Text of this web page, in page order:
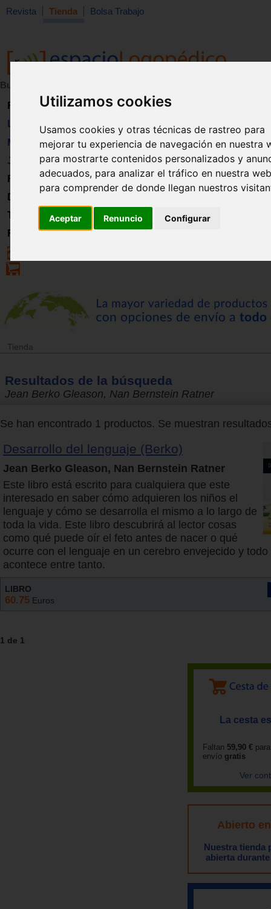
Utilizamos cookies
Usamos cookies y otras técnicas de rastreo para
mejorar tu experiencia de navegación en nuestra
para mostrarte contenidos personalizados y
adecuados, para analizar el tráfico en nuestra
para comprender de donde llegan nuestros
Aceptar Renuncio Configurar
Revista Tienda Bolsa Trabajo
Buscar:
Revista
Libros
Material
Juguetes
Formación
Directorio
Trabajo
Registro
Tienda
Resultados de la búsqueda
Jean Berko Gleason, Nan Bernstein Ratner
Se han encontrado 1 productos. Se muestran
Desarrollo del lenguaje (Berko)
Jean Berko Gleason, Nan Bernstein Ratner
Este libro está escrito para cualquiera que este
interesado en saber cómo adquieren los niños el
lenguaje y cómo se desarrolla el mismo a lo largo de
toda la vida. Este libro descubrirá al lector cosas
como qué puede oír el feto antes de nacer o qué
ocurre con el lenguaje en un cerebro envejecido y todo
acontece entre tanto.
LIBRO
60.75 Euros
1 de 1
La cesta
Faltan 59,90 €
envío gratis
Ver
Abierto
Nuestra tienda
abierta